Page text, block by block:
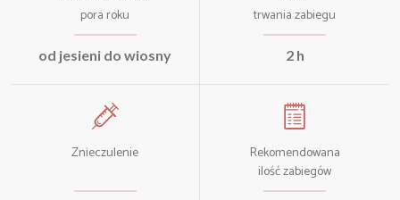
pora roku
od jesieni do wiosny
trwania zabiegu
2 h
Znieczulenie
Rekomendowana
ilość zabiegów